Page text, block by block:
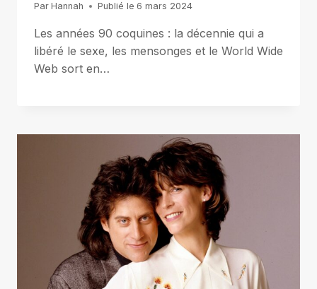
Par Hannah Publié le 6 mars 2024
Les années 90 coquines : la décennie qui a
libéré le sexe, les mensonges et le World Wide
Web sort en…